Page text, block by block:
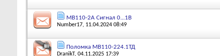
MВ110-2А Сигнал 0...1В
Number17, 11.04.2024 08:49
Поломка МВ110-224.1ТД
DranikT , 04.11.2025 17:39